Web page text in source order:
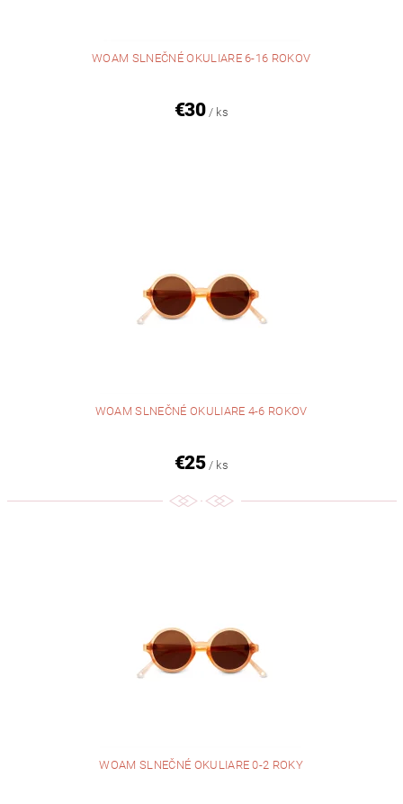
WOAM SLNEČNÉ OKULIARE 6-16 ROKOV
€30 / ks
WOAM SLNEČNÉ OKULIARE 4-6 ROKOV
€25 / ks
WOAM SLNEČNÉ OKULIARE 0-2 ROKY